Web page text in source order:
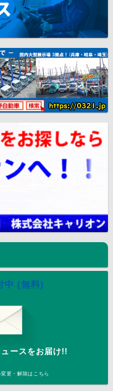
中 (無料)
ースをお届け!!
更・解除はこちら